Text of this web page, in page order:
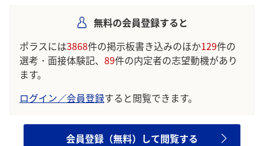
無料の会員登録すると
ポラスには3868件の掲示板書き込みのほか129件の
選考・面接体験記、 89件の内定者の志望動機があり
ます。
ログイン／会員登録すると閲覧できます。
会員登録（無料）して閲覧する